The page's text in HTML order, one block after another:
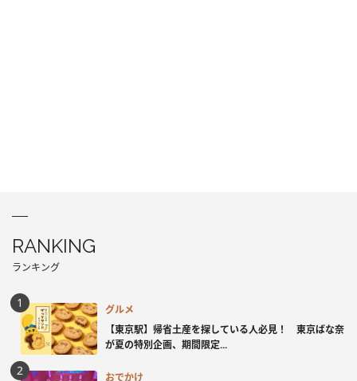
RANKING
ランキング
グルメ
【東京駅】帰省土産を探している人必見！ 東京ばな奈
が夏の特別企画、期間限定...
おでかけ